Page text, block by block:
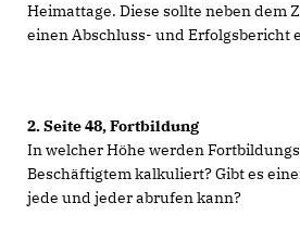
Heimattage. Diese sollte neben dem
einen Abschluss- und Erfolgsbericht
2. Seite 48, Fortbildung
In welcher Höhe werden
Beschäftigtem kalkuliert? Gibt es
jede und jeder abrufen kann?